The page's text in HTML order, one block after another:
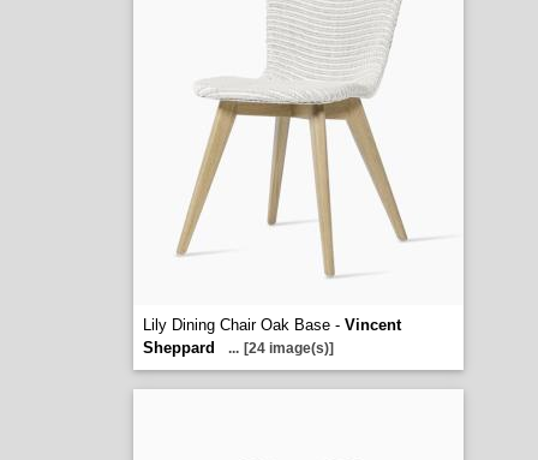
Lily Dining Chair Oak Base - Vincent
Sheppard
... [24 image(s)]